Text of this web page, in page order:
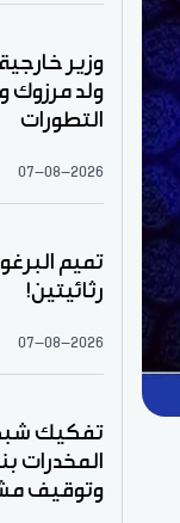
وزير
ولد مرزوك
التطورات
07-08-2026
تميم
رثائيتين!
07-08-2026
تفكيك
المخدرات
وتوقيف